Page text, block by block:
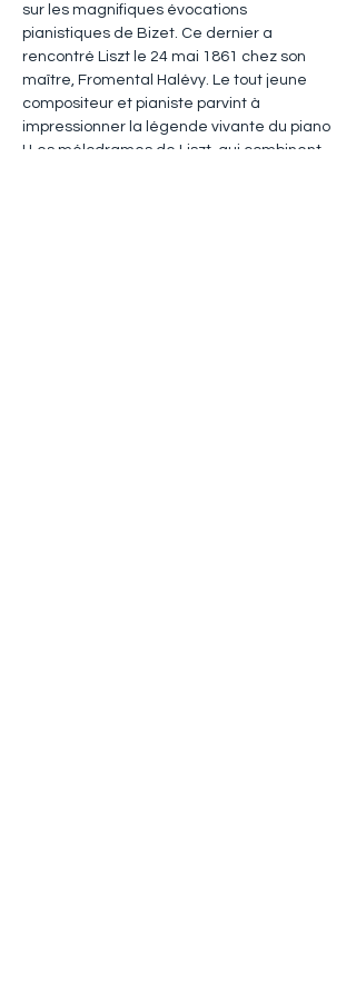
sur les magnifiques évocations
pianistiques de Bizet. Ce dernier a
rencontré Liszt le 24 mai 1861 chez son
maître, Fromental Halévy. Le tout jeune
compositeur et pianiste parvint à
impressionner la légende vivante du piano
! Les mélodrames de Liszt, qui combinent